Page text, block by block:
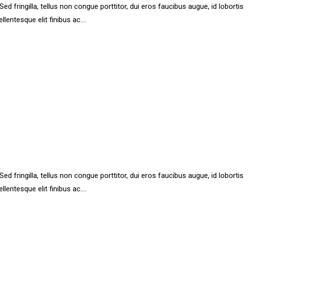
fringilla, tellus non congue porttitor, dui eros faucibus augue, id lobortis
elit finibus ac....
fringilla, tellus non congue porttitor, dui eros faucibus augue, id lobortis
elit finibus ac....